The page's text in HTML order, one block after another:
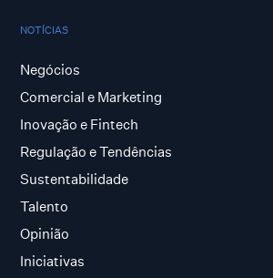
NOTÍCIAS
Negócios
Comercial e Marketing
Inovação e Fintech
Regulação e Tendências
Sustentabilidade
Talento
Opinião
Iniciativas